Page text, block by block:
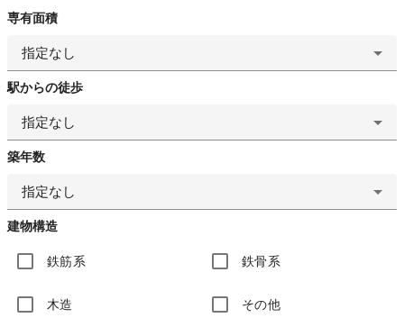
専有面積
指定なし
駅からの徒歩
指定なし
築年数
指定なし
建物構造
鉄筋系 鉄骨系
木造 その他